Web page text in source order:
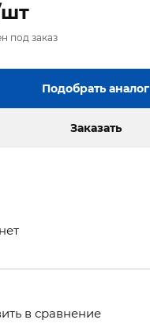
шт
под заказ
Подобрать аналог
Заказать
нет
в сравнение